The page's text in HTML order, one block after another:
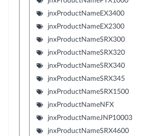
jnxProductNameEX3400
jnxProductNameEX2300
jnxProductNameSRX300
jnxProductNameSRX320
jnxProductNameSRX340
jnxProductNameSRX345
jnxProductNameSRX1500
jnxProductNameNFX
jnxProductNameJNP10003
jnxProductNameSRX4600